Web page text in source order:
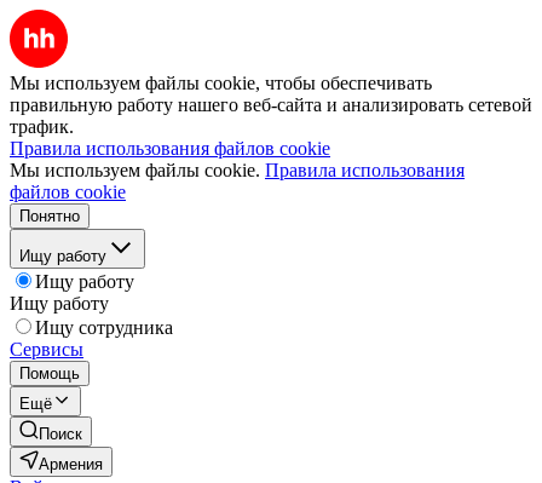
Мы используем файлы cookie, чтобы обеспечивать
правильную работу нашего веб-сайта и анализировать сетевой
трафик.
Правила использования файлов cookie
Мы используем файлы cookie. Правила использования
файлов cookie
Понятно
Ищу работу
Ищу работу
Ищу работу
Ищу сотрудника
Сервисы
Помощь
Ещё
Поиск
Армения